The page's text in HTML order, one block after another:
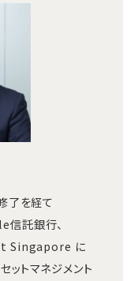
了を経て
託銀行、
Singapore に
ットマネジメント